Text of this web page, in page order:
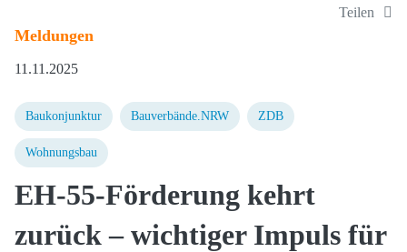
Teilen
Meldungen
11.11.2025
Baukonjunktur Bauverbände.NRW ZDB
Wohnungsbau
EH-55-Förderung kehrt
zurück – wichtiger Impuls für